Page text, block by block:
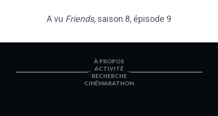
A vu Friends, saison 8, épisode 9
À PROPOS
ACTIVITÉ
RECHERCHE
CINÉMARATHON